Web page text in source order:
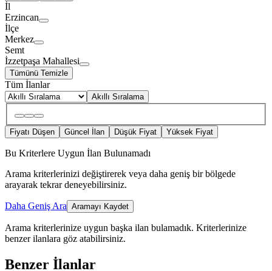
İl
Erzincan
İlçe
Merkez
Semt
İzzetpaşa Mahallesi
Tümünü Temizle
Tüm İlanlar
Akıllı Sıralama
Fiyatı Düşen Güncel İlan Düşük Fiyat Yüksek Fiyat
Bu Kriterlere Uygun İlan Bulunamadı
Arama kriterlerinizi değiştirerek veya daha geniş bir bölgede
arayarak tekrar deneyebilirsiniz.
Daha Geniş Ara Aramayı Kaydet
Arama kriterlerinize uygun başka ilan bulamadık. Kriterlerinize
benzer ilanlara göz atabilirsiniz.
Benzer İlanlar